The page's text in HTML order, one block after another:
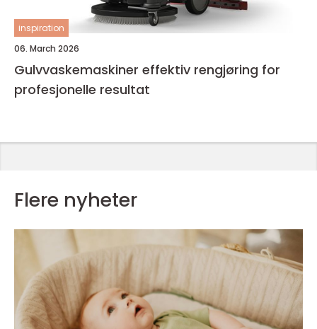
inspiration
06. March 2026
Gulvvaskemaskiner effektiv rengjøring for
profesjonelle resultat
Flere nyheter